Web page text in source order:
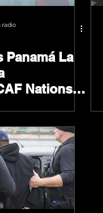
radio
Panamá La
Nations